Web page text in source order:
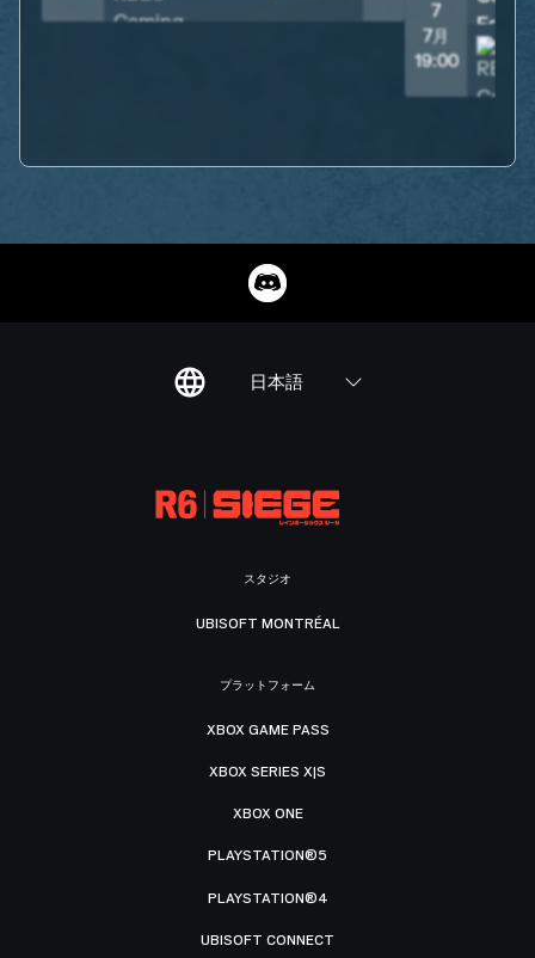
7
7月
19:00
日本語
スタジオ
UBISOFT MONTRÉAL
プラットフォーム
XBOX GAME PASS
XBOX SERIES X|S
XBOX ONE
PLAYSTATION®5
PLAYSTATION®4
UBISOFT CONNECT